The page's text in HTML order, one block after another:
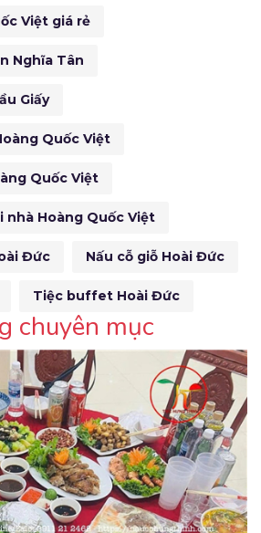
Việt giá rẻ
Nghĩa Tân
Giấy
Quốc Việt
Quốc Việt
nhà Hoàng Quốc Việt
Đức Nấu cỗ giỗ Hoài Đức
Tiệc buffet Hoài Đức
chuyên mục